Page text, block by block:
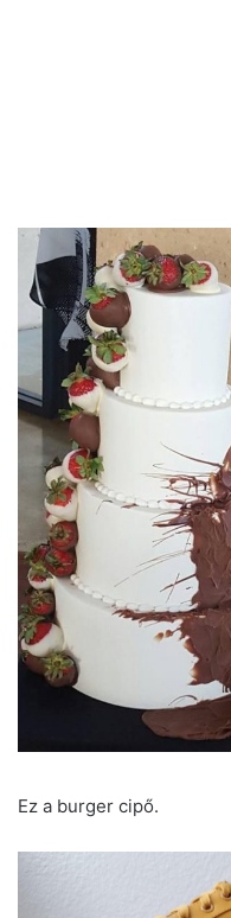
Ez a burger cipő.